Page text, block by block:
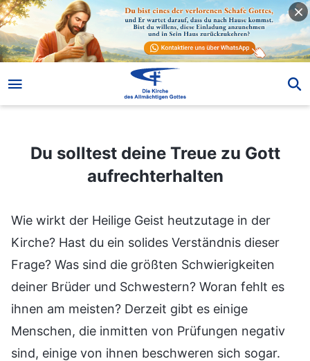
Du solltest deine Treue zu Gott aufrechterhalten
Du solltest deine Treue zu Gott
aufrechterhalten
Wie wirkt der Heilige Geist heutzutage in der
Kirche? Hast du ein solides Verständnis dieser
Frage? Was sind die größten Schwierigkeiten
deiner Brüder und Schwestern? Woran fehlt es
ihnen am meisten? Derzeit gibt es einige
Menschen, die inmitten von Prüfungen negativ
sind, einige von ihnen beschweren sich sogar.